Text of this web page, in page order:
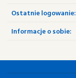
Ostatnie logowanie:
Informacje o sobie: